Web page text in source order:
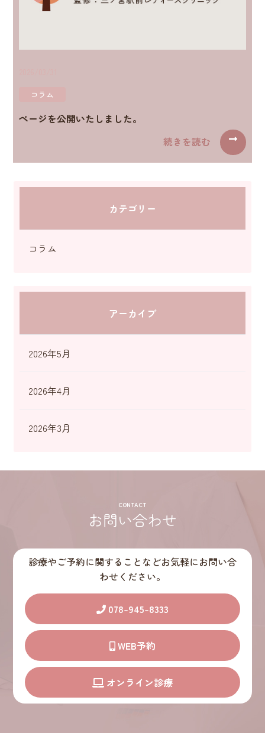
コラム
ページを公開いたしました。
続きを読む
カテゴリー
コラム
アーカイブ
2026年5月
2026年4月
2026年3月
CONTACT
お問い合わせ
診療やご予約に関することなどお気軽にお問い合
わせください。
078-945-8333
WEB予約
オンライン診療